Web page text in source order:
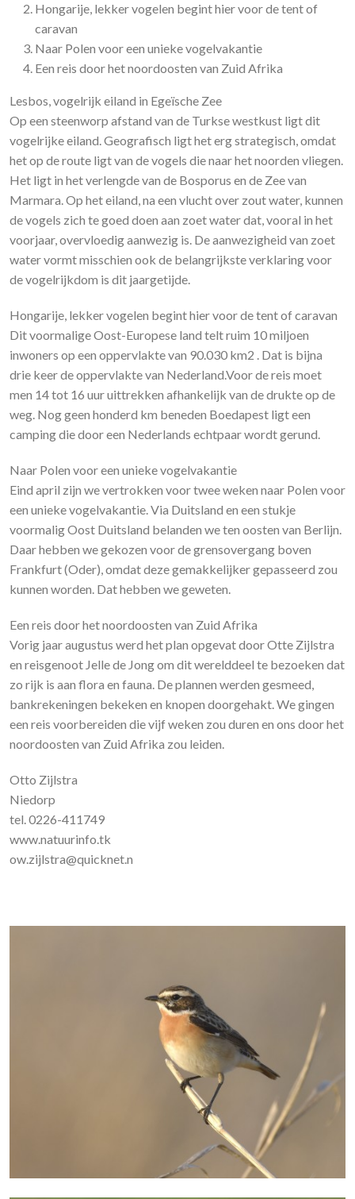
Hongarije, lekker vogelen begint hier voor de tent of
caravan
Naar Polen voor een unieke vogelvakantie
Een reis door het noordoosten van Zuid Afrika
Lesbos, vogelrijk eiland in Egeïsche Zee
Op een steenworp afstand van de Turkse westkust ligt dit
vogelrijke eiland. Geografisch ligt het erg strategisch, omdat
het op de route ligt van de vogels die naar het noorden vliegen.
Het ligt in het verlengde van de Bosporus en de Zee van
Marmara. Op het eiland, na een vlucht over zout water, kunnen
de vogels zich te goed doen aan zoet water dat, vooral in het
voorjaar, overvloedig aanwezig is. De aanwezigheid van zoet
water vormt misschien ook de belangrijkste verklaring voor
de vogelrijkdom is dit jaargetijde.
Hongarije, lekker vogelen begint hier voor de tent of caravan
Dit voormalige Oost-Europese land telt ruim 10 miljoen
inwoners op een oppervlakte van 90.030 km2 . Dat is bijna
drie keer de oppervlakte van Nederland.Voor de reis moet
men 14 tot 16 uur uittrekken afhankelijk van de drukte op de
weg. Nog geen honderd km beneden Boedapest ligt een
camping die door een Nederlands echtpaar wordt gerund.
Naar Polen voor een unieke vogelvakantie
Eind april zijn we vertrokken voor twee weken naar Polen voor
een unieke vogelvakantie. Via Duitsland en een stukje
voormalig Oost Duitsland belanden we ten oosten van Berlijn.
Daar hebben we gekozen voor de grensovergang boven
Frankfurt (Oder), omdat deze gemakkelijker gepasseerd zou
kunnen worden. Dat hebben we geweten.
Een reis door het noordoosten van Zuid Afrika
Vorig jaar augustus werd het plan opgevat door Otte Zijlstra
en reisgenoot Jelle de Jong om dit werelddeel te bezoeken dat
zo rijk is aan flora en fauna. De plannen werden gesmeed,
bankrekeningen bekeken en knopen doorgehakt. We gingen
een reis voorbereiden die vijf weken zou duren en ons door het
noordoosten van Zuid Afrika zou leiden.
Otto Zijlstra
Niedorp
tel. 0226-411749
www.natuurinfo.tk
ow.zijlstra@quicknet.n